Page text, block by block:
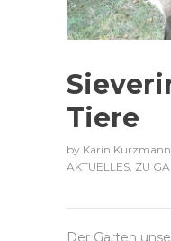
Tiere
by Karin Kurzmann
AKTUELLES, ZU
Der Garten